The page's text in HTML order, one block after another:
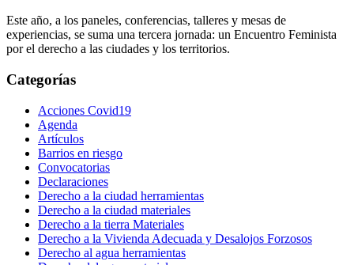
Este año, a los paneles, conferencias, talleres y mesas de
experiencias, se suma una tercera jornada: un Encuentro Feminista
por el derecho a las ciudades y los territorios.
Categorías
Acciones Covid19
Agenda
Artículos
Barrios en riesgo
Convocatorias
Declaraciones
Derecho a la ciudad herramientas
Derecho a la ciudad materiales
Derecho a la tierra Materiales
Derecho a la Vivienda Adecuada y Desalojos Forzosos
Derecho al agua herramientas